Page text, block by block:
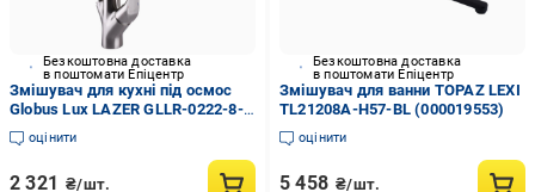
Безкоштовна доставка
в поштомати Епіцентр
Змішувач для кухні під осмос
Globus Lux LAZER GLLR-0222-8-
STSTEEL (000019261)
оцінити
2 321 ₴/шт.
Безкоштовна доставка
в поштомати Епіцентр
Змішувач для ванни TOPAZ LEXI
TL21208A-H57-BL (000019553)
оцінити
5 458 ₴/шт.